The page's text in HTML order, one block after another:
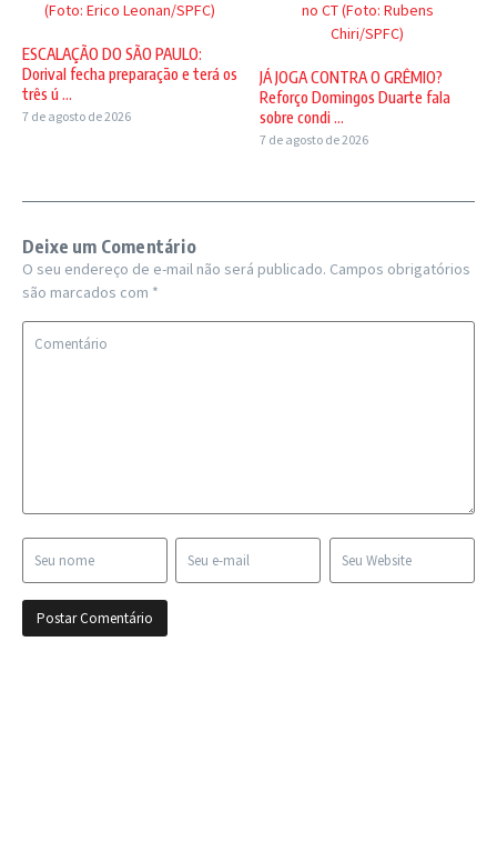
(Foto: Erico Leonan/SPFC)
ESCALAÇÃO DO SÃO PAULO:
Dorival fecha preparação e terá os
três ú ...
7 de agosto de 2026
no CT (Foto: Rubens
Chiri/SPFC)
JÁ JOGA CONTRA O GRÊMIO?
Reforço Domingos Duarte fala
sobre condi ...
7 de agosto de 2026
Deixe um Comentário
O seu endereço de e-mail não será publicado. Campos obrigatórios
são marcados com *